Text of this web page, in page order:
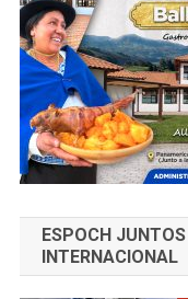
ESPOCH
INTERNACIONAL